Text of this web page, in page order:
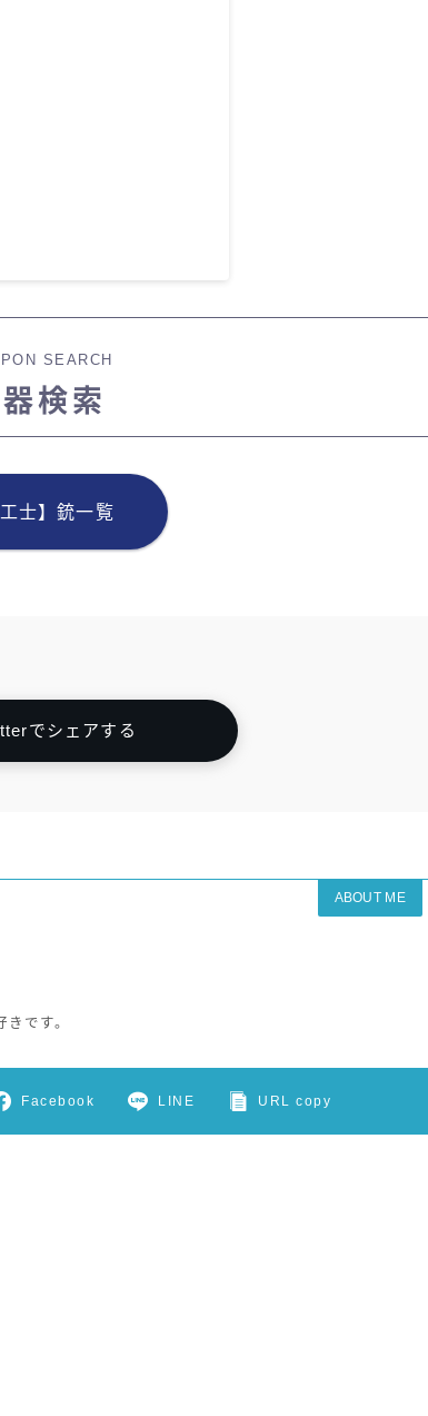
SEARCH
検索
士】銃一覧
でシェアする
ABOUT ME
です。
Facebook LINE URL copy